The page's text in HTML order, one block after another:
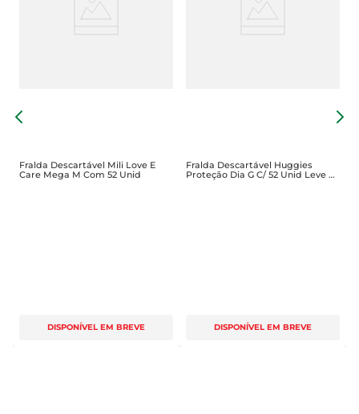
Fralda Descartável Mili Love E
Care Mega M Com 52 Unid
DISPONÍVEL EM BREVE
Fralda Descartável Huggies
Proteção Dia G C/ 52 Unid Leve +
Pague -
DISPONÍVEL EM BREVE